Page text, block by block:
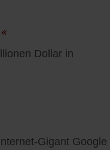
Dollar in
Gigant Google